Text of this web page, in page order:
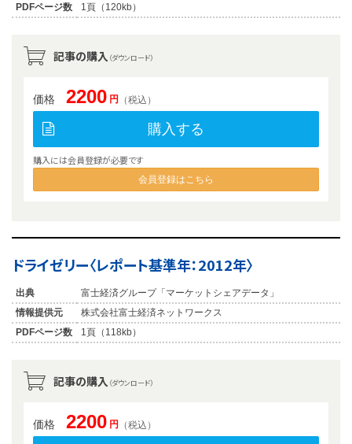
PDFページ数
1頁（120kb）
記事の購入 （ダウンロード）
価格 2200 円 （税込）
購入する
購入には会員登録が必要です
会員登録はこちら
ドライゼリー〈レポート基準年：2012年〉
出典
富士経済グループ「マーケットシェアデータ」
情報提供元
株式会社富士経済ネットワークス
PDFページ数
1頁（118kb）
記事の購入 （ダウンロード）
価格 2200 円 （税込）